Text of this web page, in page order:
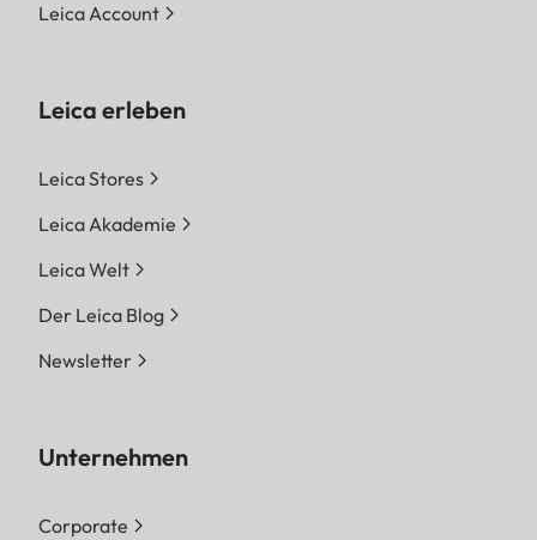
Leica Account
Leica erleben
Leica Stores
Leica Akademie
Leica Welt
Der Leica Blog
Newsletter
Unternehmen
Corporate